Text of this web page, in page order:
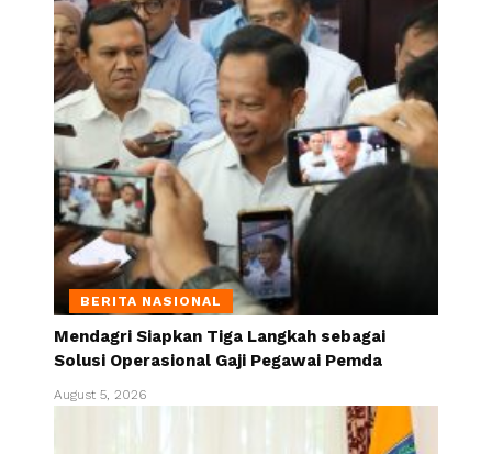
BERITA NASIONAL
Mendagri Siapkan Tiga Langkah sebagai
Solusi Operasional Gaji Pegawai Pemda
August 5, 2026